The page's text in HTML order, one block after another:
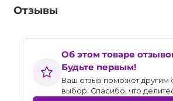
Отзывы
Об этом товаре
Будьте первым!
Ваш отзыв поможет другим
выбор. Спасибо, что